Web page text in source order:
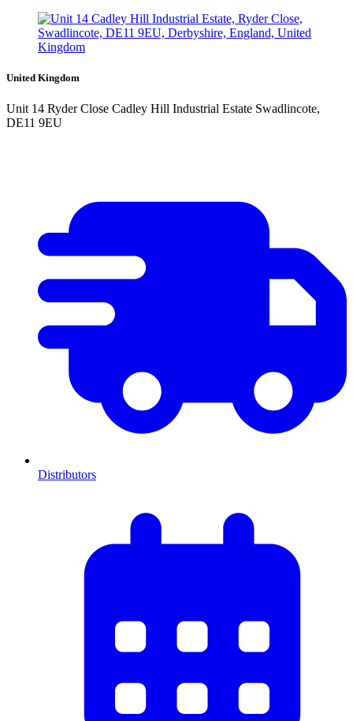
United Kingdom
Unit 14 Ryder Close Cadley Hill Industrial Estate Swadlincote,
DE11 9EU
Distributors